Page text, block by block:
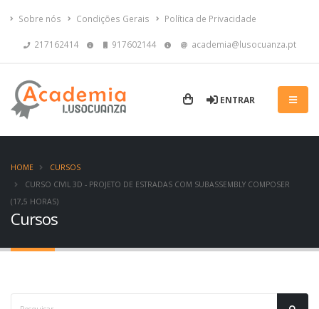
Sobre nós Condições Gerais Política de Privacidade
217162414 917602144 academia@lusocuanza.pt
ENTRAR
Cursos
HOME
CURSOS
CURSO CIVIL 3D - PROJETO DE ESTRADAS COM SUBASSEMBLY COMPOSER
(17,5 HORAS)